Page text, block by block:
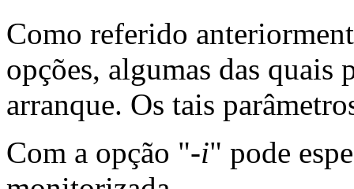
Como referido
opções, algumas das quais
arranque. Os tais
Com a opção "-i" pode